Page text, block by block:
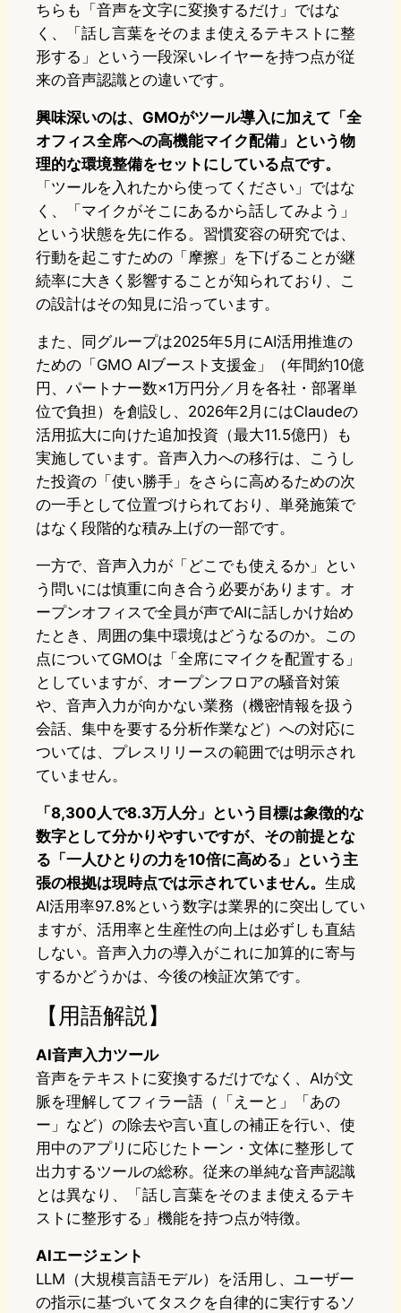
ちらも「音声を文字に変換するだけ」ではな
く、「話し言葉をそのまま使えるテキストに整
形する」という一段深いレイヤーを持つ点が従
来の音声認識との違いです。
興味深いのは、GMOがツール導入に加えて「全
オフィス全席への高機能マイク配備」という物
理的な環境整備をセットにしている点です。
「ツールを入れたから使ってください」ではな
く、「マイクがそこにあるから話してみよう」
という状態を先に作る。習慣変容の研究では、
行動を起こすための「摩擦」を下げることが継
続率に大きく影響することが知られており、こ
の設計はその知見に沿っています。
また、同グループは2025年5月にAI活用推進の
ための「GMO AIブースト支援金」（年間約10億
円、パートナー数×1万円分／月を各社・部署単
位で負担）を創設し、2026年2月にはClaudeの
活用拡大に向けた追加投資（最大11.5億円）も
実施しています。音声入力への移行は、こうし
た投資の「使い勝手」をさらに高めるための次
の一手として位置づけられており、単発施策で
はなく段階的な積み上げの一部です。
一方で、音声入力が「どこでも使えるか」とい
う問いには慎重に向き合う必要があります。オ
ープンオフィスで全員が声でAIに話しかけ始め
たとき、周囲の集中環境はどうなるのか。この
点についてGMOは「全席にマイクを配置する」
としていますが、オープンフロアの騒音対策
や、音声入力が向かない業務（機密情報を扱う
会話、集中を要する分析作業など）への対応に
ついては、プレスリリースの範囲では明示され
ていません。
「8,300人で8.3万人分」という目標は象徴的な
数字として分かりやすいですが、その前提とな
る「一人ひとりの力を10倍に高める」という主
張の根拠は現時点では示されていません。 生成
AI活用率97.8%という数字は業界的に突出してい
ますが、活用率と生産性の向上は必ずしも直結
しない。音声入力の導入がこれに加算的に寄与
するかどうかは、今後の検証次第です。
【用語解説】
AI音声入力ツール
音声をテキストに変換するだけでなく、AIが文
脈を理解してフィラー語（「えーと」「あの
ー」など）の除去や言い直しの補正を行い、使
用中のアプリに応じたトーン・文体に整形して
出力するツールの総称。従来の単純な音声認識
とは異なり、「話し言葉をそのまま使えるテキ
ストに整形する」機能を持つ点が特徴。
AIエージェント
LLM（大規模言語モデル）を活用し、ユーザー
の指示に基づいてタスクを自律的に実行するソ